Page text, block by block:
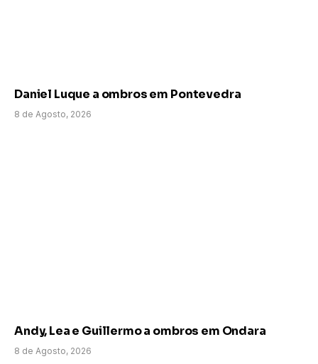
Daniel Luque a ombros em Pontevedra
8 de Agosto, 2026
Andy, Lea e Guillermo a ombros em Ondara
8 de Agosto, 2026